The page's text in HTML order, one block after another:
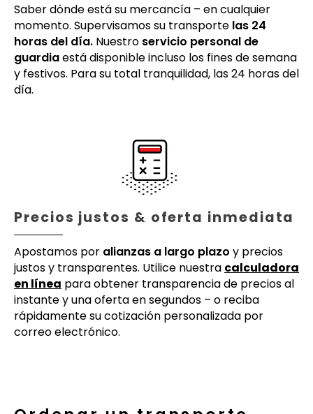
Saber dónde está su mercancía – en cualquier
momento. Supervisamos su transporte las 24
horas del día. Nuestro servicio personal de
guardiaestá disponible incluso los fines de semana
y festivos. Para su total tranquilidad, las 24 horas del
día.
Precios justos & oferta inmediata
Apostamos por alianzas a largo plazo y precios
justos y transparentes. Utilice nuestra calculadora
en línea para obtener transparencia de precios al
instante y una oferta en segundos – o reciba
rápidamente su cotización personalizada por
correo electrónico.